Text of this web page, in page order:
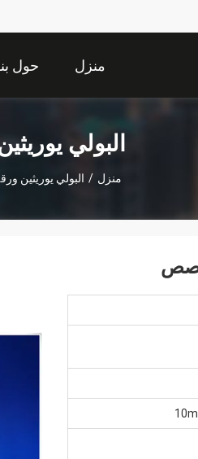
منزل حول
البولي
منزل / البولي يوريثين